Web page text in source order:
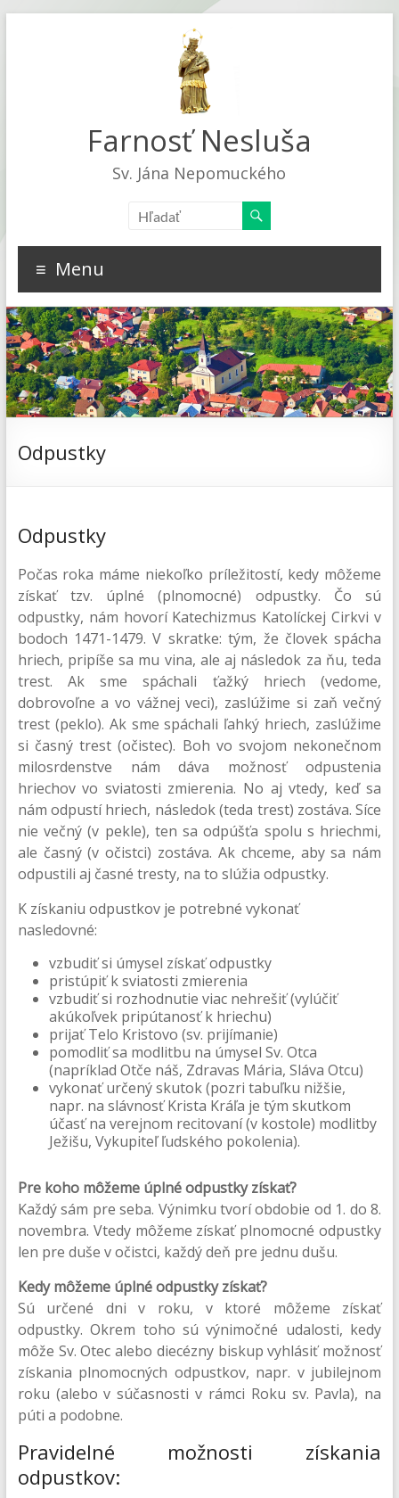
Farnosť Nesluša
Sv. Jána Nepomuckého
Menu
Odpustky
Odpustky
Počas roka máme niekoľko príležitostí, kedy môžeme
získať tzv. úplné (plnomocné) odpustky. Čo sú
odpustky, nám hovorí Katechizmus Katolíckej Cirkvi v
bodoch 1471-1479. V skratke: tým, že človek spácha
hriech, pripíše sa mu vina, ale aj následok za ňu, teda
trest. Ak sme spáchali ťažký hriech (vedome,
dobrovoľne a vo vážnej veci), zaslúžime si zaň večný
trest (peklo). Ak sme spáchali ľahký hriech, zaslúžime
si časný trest (očistec). Boh vo svojom nekonečnom
milosrdenstve nám dáva možnosť odpustenia
hriechov vo sviatosti zmierenia. No aj vtedy, keď sa
nám odpustí hriech, následok (teda trest) zostáva. Síce
nie večný (v pekle), ten sa odpúšťa spolu s hriechmi,
ale časný (v očistci) zostáva. Ak chceme, aby sa nám
odpustili aj časné tresty, na to slúžia odpustky.
K získaniu odpustkov je potrebné vykonať
nasledovné:
vzbudiť si úmysel získať odpustky
pristúpiť k sviatosti zmierenia
vzbudiť si rozhodnutie viac nehrešiť (vylúčiť
akúkoľvek pripútanosť k hriechu)
prijať Telo Kristovo (sv. prijímanie)
pomodliť sa modlitbu na úmysel Sv. Otca
(napríklad Otče náš, Zdravas Mária, Sláva Otcu)
vykonať určený skutok (pozri tabuľku nižšie,
napr. na slávnosť Krista Kráľa je tým skutkom
účasť na verejnom recitovaní (v kostole) modlitby
Ježišu, Vykupiteľ ľudského pokolenia).
Pre koho môžeme úplné odpustky získať?
Každý sám pre seba. Výnimku tvorí obdobie od 1. do 8.
novembra. Vtedy môžeme získať plnomocné odpustky
len pre duše v očistci, každý deň pre jednu dušu.
Kedy môžeme úplné odpustky získať?
Sú určené dni v roku, v ktoré môžeme získať
odpustky. Okrem toho sú výnimočné udalosti, kedy
môže Sv. Otec alebo diecézny biskup vyhlásiť možnosť
získania plnomocných odpustkov, napr. v jubilejnom
roku (alebo v súčasnosti v rámci Roku sv. Pavla), na
púti a podobne.
Pravidelné možnosti získania
odpustkov: